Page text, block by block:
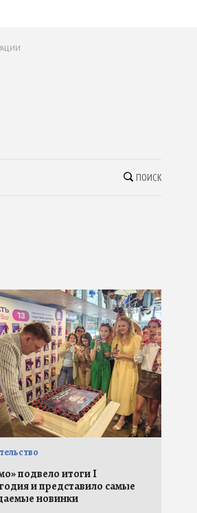
ПОИСК
подвело итоги I
и представило самые
новинки